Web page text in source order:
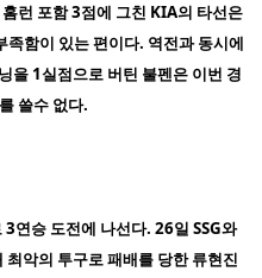
런 포함 3점에 그친 KIA의 타선은
함이 있는 편이다. 역전과 동시에
을 1실점으로 버틴 불펜은 이번 경
쓸수 없다.
연승 도전에 나선다. 26일 SSG와
악의 투구로 패배를 당한 류현진